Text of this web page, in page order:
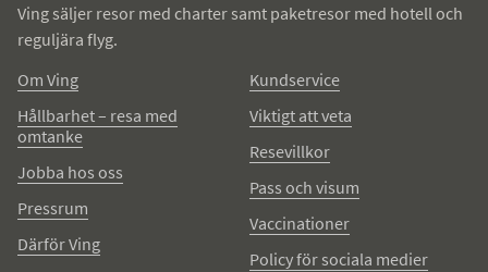
Ving säljer resor med charter samt paketresor med hotell och
reguljära flyg.
Om Ving
Hållbarhet – resa med
omtanke
Jobba hos oss
Pressrum
Därför Ving
Kundservice
Viktigt att veta
Resevillkor
Pass och visum
Vaccinationer
Policy för sociala medier